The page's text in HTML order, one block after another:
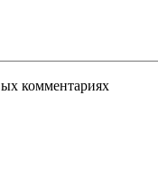
комментариях